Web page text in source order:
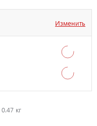
Изменить
0.47 кг